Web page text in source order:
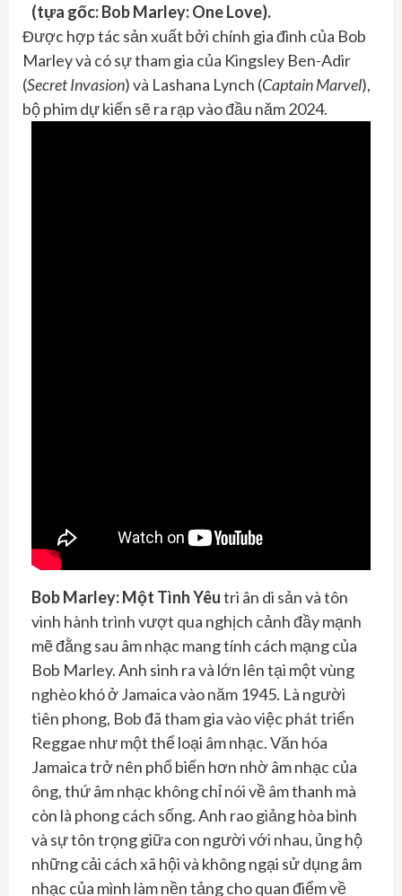
(tựa gốc: Bob Marley: One Love).
Được hợp tác sản xuất bởi chính gia đình của Bob
Marley và có sự tham gia của Kingsley Ben-Adir
(Secret Invasion) và Lashana Lynch (Captain Marvel),
bộ phim dự kiến sẽ ra rạp vào đầu năm 2024.
Bob Marley: Một Tình Yêutri ân di sản và tôn
vinh hành trình vượt qua nghịch cảnh đầy mạnh
mẽ đằng sau âm nhạc mang tính cách mạng của
Bob Marley. Anh sinh ra và lớn lên tại một vùng
nghèo khó ở Jamaica vào năm 1945. Là người
tiên phong, Bob đã tham gia vào việc phát triển
Reggae như một thể loại âm nhạc. Văn hóa
Jamaica trở nên phổ biến hơn nhờ âm nhạc của
ông, thứ âm nhạc không chỉ nói về âm thanh mà
còn là phong cách sống. Anh rao giảng hòa bình
và sự tôn trọng giữa con người với nhau, ủng hộ
những cải cách xã hội và không ngại sử dụng âm
nhạc của mình làm nền tảng cho quan điểm về